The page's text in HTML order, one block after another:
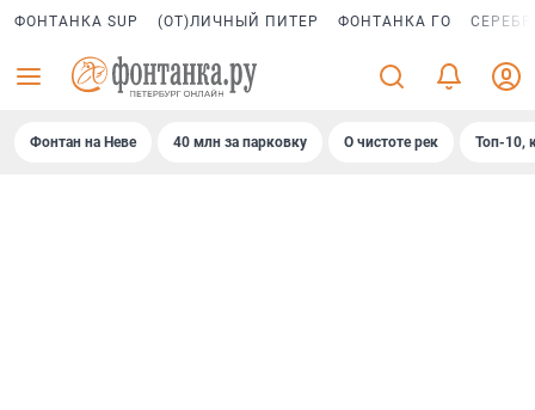
ФОНТАНКА SUP (ОТ)ЛИЧНЫЙ ПИТЕР ФОНТАНКА ГО
Фонтан на Неве 40 млн за парковку О чистоте рек Топ-10,